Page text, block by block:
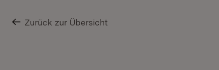
Zurück zur Übersicht